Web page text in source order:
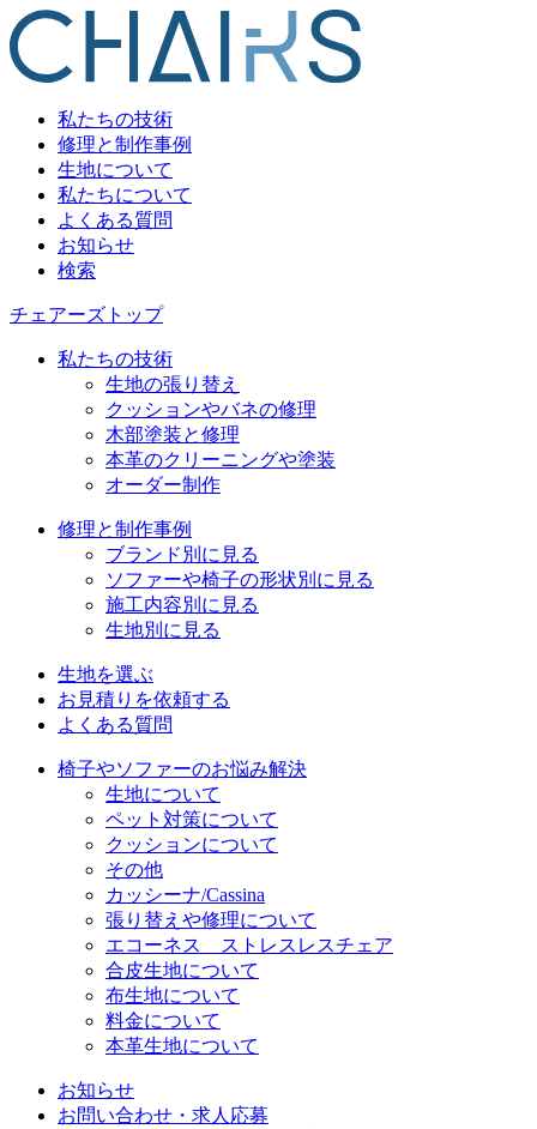
私たちの技術
修理と制作事例
生地について
私たちについて
よくある質問
お知らせ
検索
チェアーズトップ
私たちの技術
生地の張り替え
クッションやバネの修理
木部塗装と修理
本革のクリーニングや塗装
オーダー制作
修理と制作事例
ブランド別に見る
ソファーや椅子の形状別に見る
施工内容別に見る
生地別に見る
生地を選ぶ
お見積りを依頼する
よくある質問
椅子やソファーのお悩み解決
生地について
ペット対策について
クッションについて
その他
カッシーナ/Cassina
張り替えや修理について
エコーネス ストレスレスチェア
合皮生地について
布生地について
料金について
本革生地について
お知らせ
お問い合わせ・求人応募